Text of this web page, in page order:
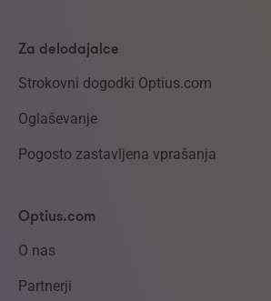
Za delodajalce
Strokovni dogodki Optius.com
Oglaševanje
Pogosto zastavljena vprašanja
Optius.com
O nas
Partnerji